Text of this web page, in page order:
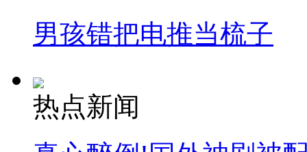
男孩错把电推当梳子
热点新闻